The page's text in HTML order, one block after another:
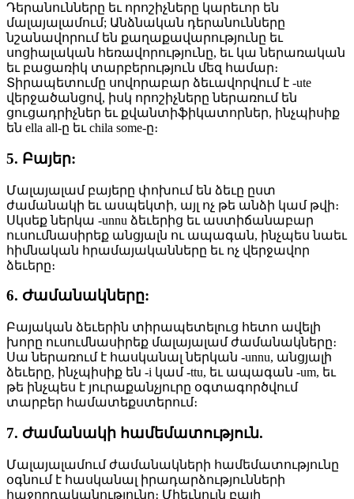
Դերանունները եւ որոշիչները կարեւոր են
մալայալամում; Անձնական դերանունները
նշանավորում են քաղաքավարությունը եւ
սոցիալական հեռավորությունը, եւ կա ներառական
եւ բացառիկ տարբերություն մեզ համար։
Տիրապետումը սովորաբար ձեւավորվում է -ute
վերջածանցով, իսկ որոշիչները ներառում են
ցուցադրիչներ եւ քվանտիֆիկատորներ, ինչպիսիք
են ella all-ը եւ chila some-ը։
5. Բայեր:
Մալայալամ բայերը փոխում են ձեւը ըստ
ժամանակի եւ ասպեկտի, այլ ոչ թե անձի կամ թվի։
Սկսեք ներկա -unnu ձեւերից եւ աստիճանաբար
ուսումնասիրեք անցյալն ու ապագան, ինչպես նաեւ
հիմնական հրամայականները եւ ոչ վերջավոր
ձեւերը։
6. Ժամանակները:
Բայական ձեւերին տիրապետելուց հետո ավելի
խորը ուսումնասիրեք մալայալամ ժամանակները։
Սա ներառում է հասկանալ ներկան -unnu, անցյալի
ձեւերը, ինչպիսիք են -i կամ -ttu, եւ ապագան -um, եւ
թե ինչպես է յուրաքանչյուրը օգտագործվում
տարբեր համատեքստերում։
7. Ժամանակի համեմատություն.
Մալայալամում ժամանակների համեմատությունը
օգնում է հասկանալ իրադարձությունների
հաջորդականությունը։ Միեւնույն բայի